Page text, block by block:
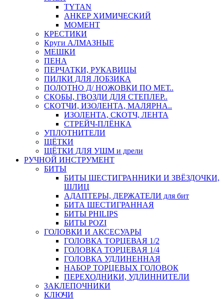
TYTAN
АНКЕР ХИМИЧЕСКИЙ
МОМЕНТ
КРЕСТИКИ
Круги АЛМАЗНЫЕ
МЕШКИ
ПЕНА
ПЕРЧАТКИ, РУКАВИЦЫ
ПИЛКИ ДЛЯ ЛОБЗИКА
ПОЛОТНО Д/ НОЖОВКИ ПО МЕТ..
СКОБЫ, ГВОЗДИ ДЛЯ СТЕПЛЕР..
СКОТЧИ, ИЗОЛЕНТА, МАЛЯРНА..
ИЗОЛЕНТА, СКОТЧ, ЛЕНТА
СТРЕЙЧ-ПЛЁНКА
УПЛОТНИТЕЛИ
ЩЁТКИ
ЩЁТКИ ДЛЯ УШМ и дрели
РУЧНОЙ ИНСТРУМЕНТ
БИТЫ
БИТЫ ШЕСТИГРАННИКИ И ЗВЁЗДОЧКИ,
ШЛИЦ
АДАПТЕРЫ, ДЕРЖАТЕЛИ для бит
БИТА ШЕСТИГРАННАЯ
БИТЫ PHILIPS
БИТЫ POZI
ГОЛОВКИ И АКСЕСУАРЫ
ГОЛОВКА ТОРЦЕВАЯ 1/2
ГОЛОВКА ТОРЦЕВАЯ 1/4
ГОЛОВКА УДЛИНЕННАЯ
НАБОР ТОРЦЕВЫХ ГОЛОВОК
ПЕРЕХОДНИКИ, УДЛИННИТЕЛИ
ЗАКЛЕПОЧНИКИ
КЛЮЧИ